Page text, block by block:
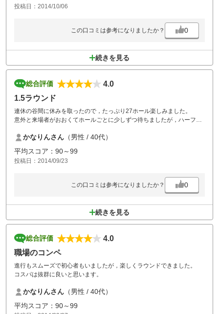
投稿日：2014/10/06
この口コミは参考になりましたか？ 0
続きを見る
総合評価
4.0
1.5ラウンド
連休の谷間に休みを取ったので，たっぷり27ホール楽しみました。
意外と来場者がおおくてホールごとに少しずつ待ちましたが，ハーフ2
ダイナミックな谷越え続き，岩がゴロゴロ転がっているコースがあるな
ど変化に富んでいていいですね。
かなりんさん （男性 / 40代）
平均スコア：90～99
投稿日：2014/09/23
この口コミは参考になりましたか？ 0
続きを見る
総合評価
4.0
職場のコンペ
進行もスムーズで初心者もいましたが，楽しくラウンドできました。
コスパは抜群に良いと思います。
かなりんさん （男性 / 40代）
平均スコア：90～99